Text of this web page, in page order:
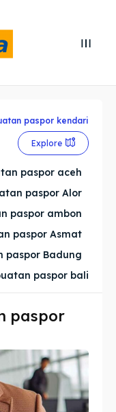
Cari
Cari
paspor kendari
Explore
paspor aceh
paspor Alor
paspor ambon
paspor Asmat
paspor Badung
paspor bali
paspor